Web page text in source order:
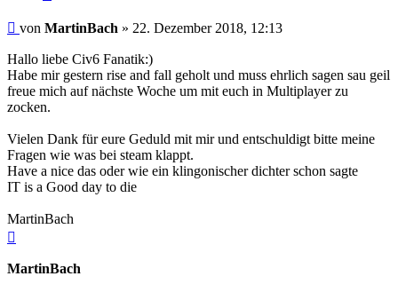
Beitrag
von MartinBach » 22. Dezember 2018, 12:13
Hallo liebe Civ6 Fanatik:)
Habe mir gestern rise and fall geholt und muss ehrlich sagen sau geil
freue mich auf nächste Woche um mit euch in Multiplayer zu
zocken.
Vielen Dank für eure Geduld mit mir und entschuldigt bitte meine
Fragen wie was bei steam klappt.
Have a nice das oder wie ein klingonischer dichter schon sagte
IT is a Good day to die
MartinBach
MartinBach